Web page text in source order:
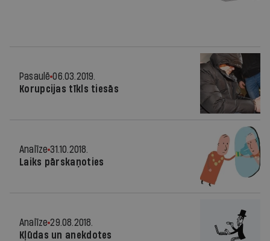
Pasaulē 06.03.2019.
Korupcijas tīkls tiesās
Analīze 31.10.2018.
Laiks pārskaņoties
Analīze 29.08.2018.
Kļūdas un anekdotes